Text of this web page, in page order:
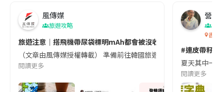
風傳媒
旅遊攻略
旅遊注意｜搭飛機帶尿袋標明mAh都會被沒收😱出發前切記檢查
（文章由風傳媒授權轉載） 準備前往韓國旅遊的民眾，近期要
閱讀更多
營養
香港
#連皮帶籽
夏天其中一
閱讀更多